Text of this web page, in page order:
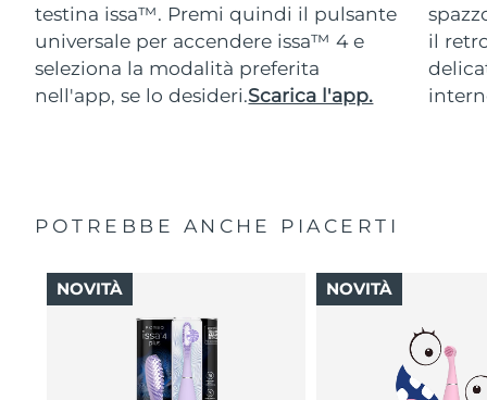
testina issa™. Premi quindi il pulsante
universale per accendere issa™ 4 e
seleziona la modalità preferita
nell'app, se lo desideri.Scarica l'app.
il
POTREBBE ANCHE PIACERTI
NOVITÀ NOVITÀ